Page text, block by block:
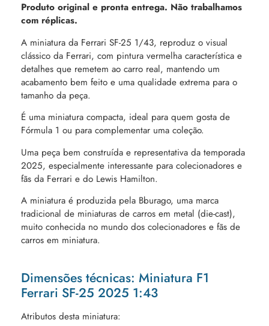
Produto original e pronta entrega. Não trabalhamos
com réplicas.
A miniatura da Ferrari SF-25 1/43, reproduz o visual
clássico da Ferrari, com pintura vermelha característica e
detalhes que remetem ao carro real, mantendo um
acabamento bem feito e uma qualidade extrema para o
tamanho da peça.
É uma miniatura compacta, ideal para quem gosta de
Fórmula 1 ou para complementar uma coleção.
Uma peça bem construída e representativa da temporada
2025, especialmente interessante para colecionadores e
fãs da Ferrari e do Lewis Hamilton.
A miniatura é produzida pela Bburago, uma marca
tradicional de miniaturas de carros em metal (die-cast),
muito conhecida no mundo dos colecionadores e fãs de
carros em miniatura.
Dimensões técnicas: Miniatura F1
Ferrari SF-25 2025 1:43
Atributos desta miniatura: